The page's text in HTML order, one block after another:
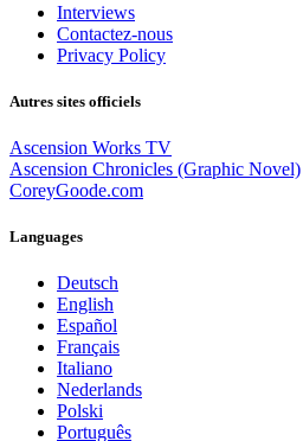
Interviews
Contactez-nous
Privacy Policy
Autres sites officiels
Ascension Works TV
Ascension Chronicles (Graphic Novel)
CoreyGoode.com
Languages
Deutsch
English
Español
Français
Italiano
Nederlands
Polski
Português